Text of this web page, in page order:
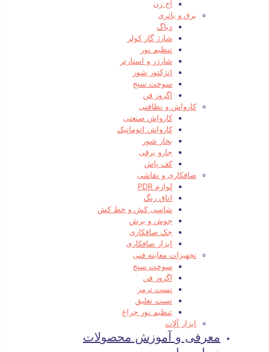
آج زن
برق و باتری
دیاگ
شارژ گاز کولر
تنظیم نور
شارژر و استارتر
انژکتور شور
سوخت سنج
اگزوز فن
کارواش و نظافتی
کارواش صنعتی
کارواش اتوماتیک
بخار شور
جارو برقی
کف پاش
صافکاری و نقاشی
لوازم PDR
اتاق رنگ
شاسی کش و خط کش
جوش و برش
جک صافکاری
ابزار صافکاری
تجهیزات معاینه فنی
سوخت سنج
اگزوز فن
تست ترمز
تست تعلیق
تنظیم نور چراغ
ابزار آلات
معرفی و آموزش محصولات